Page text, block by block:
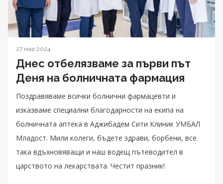
27 мар 2024
Днес отбелязваме за първи път
Деня на болничната фармация
Поздравяваме всички болнични фармацевти и
изказваме специални благодарности на екипа на
болничната аптека в Аджибадем Сити Клиник УМБАЛ
Младост. Мили колеги, бъдете здрави, борбени, все
така вдъхновяващи и наш водещ пътеводител в
царството на лекарствата. Честит празник!